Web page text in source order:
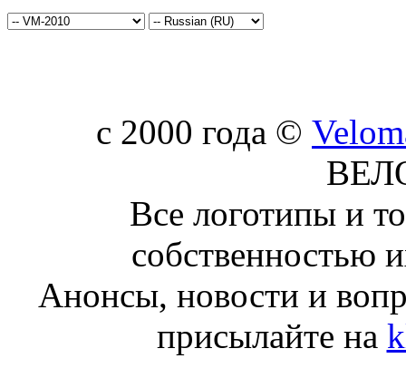
c 2000 года ©
Все логотипы и
собственностью
Анонсы, новости и
присылайте на